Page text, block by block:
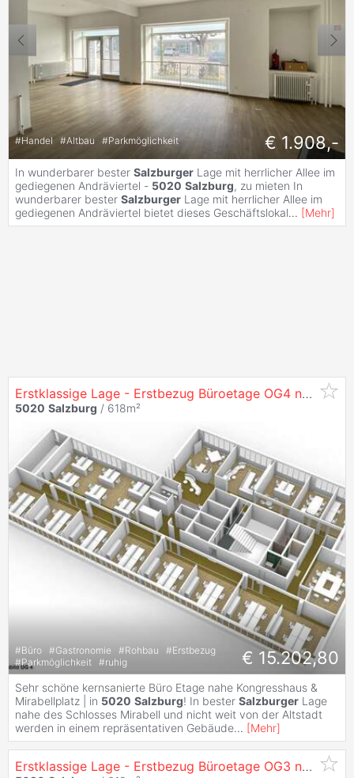
#Handel #Altbau #Parkmöglichkeit € 1.908,-
In wunderbarer bester Salzburger Lage mit herrlicher Allee im
gediegenen Andräviertel - 5020 Salzburg, zu mieten In
wunderbarer bester Salzburger Lage mit herrlicher Allee im
gediegenen Andräviertel bietet dieses Geschäftslokal... [Mehr]
Erstklassige Lage - Erstbezug Büroetage OG4 nach Sanierung in
5020 Salzburg / 618m²
#Büro #Gastronomie #Rohbau #Erstbezug
#Parkmöglichkeit #ruhig € 15.202,80
Sehr schöne kernsanierte Büro Etage nahe Kongresshaus &
Mirabellplatz | in 5020 Salzburg! In bester Salzburger Lage
nahe des Schlosses Mirabell und nicht weit von der Altstadt
werden in einem repräsentativen Gebäude... [Mehr]
Erstklassige Lage - Erstbezug Büroetage OG3 nach Sanierung in